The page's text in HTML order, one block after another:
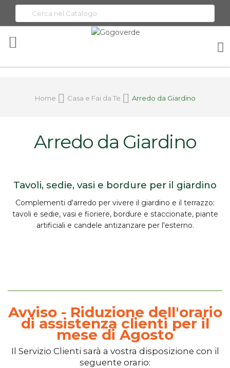
Home Casa e Fai da Te Arredo da Giardino
Arredo da Giardino
Tavoli, sedie, vasi e bordure per il giardino
Complementi d'arredo per vivere il giardino e il terrazzo:
tavoli e sedie, vasi e fioriere, bordure e staccionate, piante
artificiali e candele antizanzare per l'esterno.
Avviso - Riduzione dell'orario
di assistenza clienti per il
mese di Agosto
Il Servizio Clienti sarà a vostra disposizione con il
seguente orario: